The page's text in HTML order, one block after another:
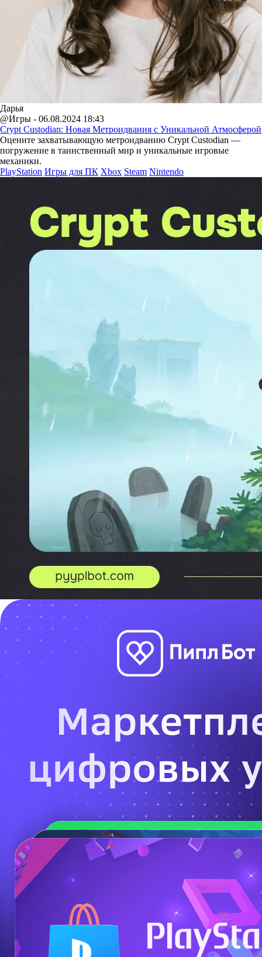
Дарья
@Игры - 06.08.2024 18:43
Crypt Custodian: Новая Метроидвания с Уникальной Атмосферой
Оцените захватывающую метроидванию Crypt Custodian —
погружение в таинственный мир и уникальные игровые
механики.
PlayStation Игры для ПК Xbox Steam Nintendo